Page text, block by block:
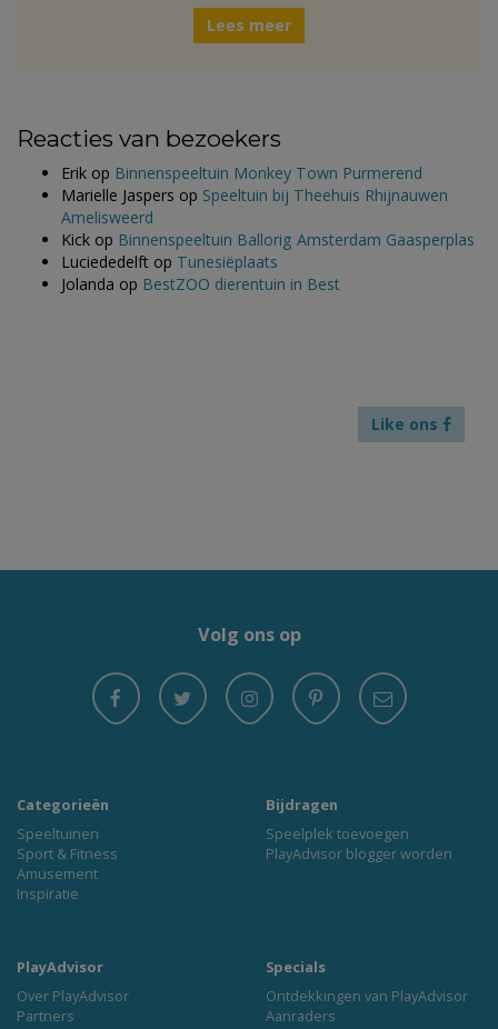
Lees meer
Reacties van bezoekers
Erik op Binnenspeeltuin Monkey Town Purmerend
Marielle Jaspers op Speeltuin bij Theehuis Rhijnauwen
Amelisweerd
Kick op Binnenspeeltuin Ballorig Amsterdam Gaasperplas
Luciededelft op Tunesiëplaats
Jolanda op BestZOO dierentuin in Best
Like ons
Volg ons op
Categorieën
Speeltuinen
Sport & Fitness
Amusement
Inspiratie
Bijdragen
Speelplek toevoegen
PlayAdvisor blogger worden
PlayAdvisor
Over PlayAdvisor
Partners
Specials
Ontdekkingen van PlayAdvisor
Aanraders